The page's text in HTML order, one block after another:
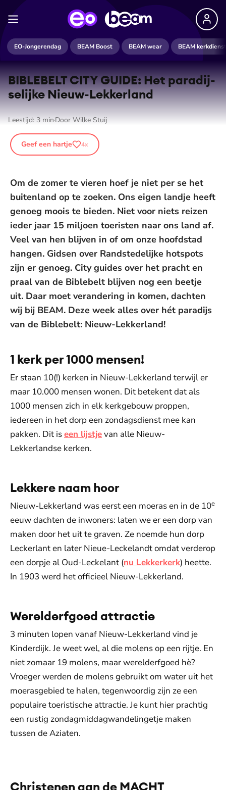
EO-Jongerendag BEAM Boost BEAM wear BEAM kerkdienst
BIBLEBELT CITY GUIDE: Het pa­ra­dij­
se­lij­ke Nieuw-Lekkerland
Leestijd:3minDoorWilke Stuij
Geef een hartje 4x
Om de zomer te vieren hoef je niet per se het
buitenland op te zoeken. Ons eigen landje heeft
genoeg moois te bieden. Niet voor niets reizen
ieder jaar 15 miljoen toeristen naar ons land af.
Veel van hen blijven in of om onze hoofdstad
hangen. Gidsen over Randstedelijke hotspots
zijn er genoeg. City guides over het pracht en
praal van de Biblebelt blijven nog een beetje
uit. Daar moet verandering in komen, dachten
wij bij BEAM. Deze week alles over hét paradijs
van de Biblebelt: Nieuw-Lekkerland!
1 kerk per 1000 mensen!
Er staan 10(!) kerken in Nieuw-Lekkerland terwijl er
maar 10.000 mensen wonen. Dit betekent dat als
1000 mensen zich in elk kerkgebouw proppen,
iedereen in het dorp een zondagsdienst mee kan
pakken. Dit iseen lijstjevan alle Nieuw-
Lekkerlandse kerken.
Lekkere naam hoor
Nieuw-Lekkerland was eerst een moeras en in de 10e
eeuw dachten de inwoners: laten we er een dorp van
maken door het uit te graven. Ze noemde hun dorp
Leckerlant en later Nieue-Leckelandt omdat verderop
een dorpje al Oud-Leckelant (nu Lekkerkerk) heette.
In 1903 werd het officieel Nieuw-Lekkerland.
Werelderfgoed attractie
3 minuten lopen vanaf Nieuw-Lekkerland vind je
Kinderdijk. Je weet wel, al die molens op een rijtje. En
niet zomaar 19 molens, maar werelderfgoed hè?
Vroeger werden de molens gebruikt om water uit het
moerasgebied te halen, tegenwoordig zijn ze een
populaire toeristische attractie. Je kunt hier prachtig
een rustig zondagmiddagwandelingetje maken
tussen de Aziaten.
Christenen aan de MACHT